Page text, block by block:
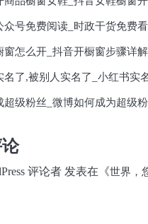
众号免费阅读_时政干货免费看
窗怎么开_抖音开橱窗步骤详解
名了,被别人实名了_小红书实
超级粉丝_微博如何成为超级粉
评论者 发表在《世界，